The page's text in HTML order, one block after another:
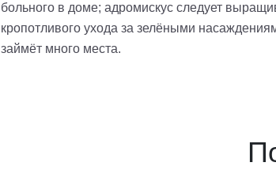
больного в доме; адромискус следует
кропотливого ухода за зелёными
займёт много места.